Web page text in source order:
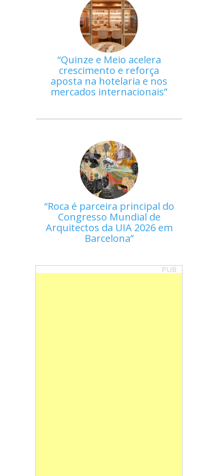
Quinze e Meio acelera
crescimento e reforça
aposta na hotelaria e nos
mercados internacionais
Roca é parceira principal do
Congresso Mundial de
Arquitectos da UIA 2026 em
Barcelona
PUB